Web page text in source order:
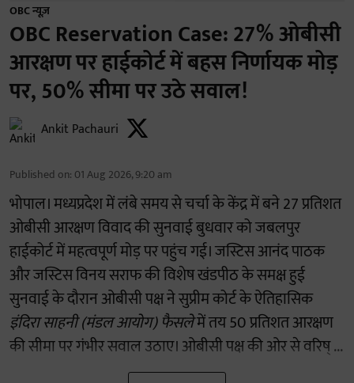
OBC न्यूज़
OBC Reservation Case: 27% ओबीसी
आरक्षण पर हाईकोर्ट में बहस निर्णायक मोड़
पर, 50% सीमा पर उठे सवाल!
Ankit Pachauri
Published on: 01 Aug 2026, 9:20 am
भोपाल। मध्यप्रदेश में लंबे समय से चर्चा के केंद्र में बने 27 प्रतिशत
ओबीसी आरक्षण विवाद की सुनवाई बुधवार को जबलपुर
हाईकोर्ट में महत्वपूर्ण मोड़ पर पहुंच गई। जस्टिस आनंद पाठक
और जस्टिस विनय सराफ की विशेष खंडपीठ के समक्ष हुई
सुनवाई के दौरान ओबीसी पक्ष ने सुप्रीम कोर्ट के ऐतिहासिक
इंदिरा साहनी (मंडल आयोग) फैसलेमें तय 50 प्रतिशत आरक्षण
की सीमा पर गंभीर सवाल उठाए। ओबीसी पक्ष की ओर से वरिष् ...